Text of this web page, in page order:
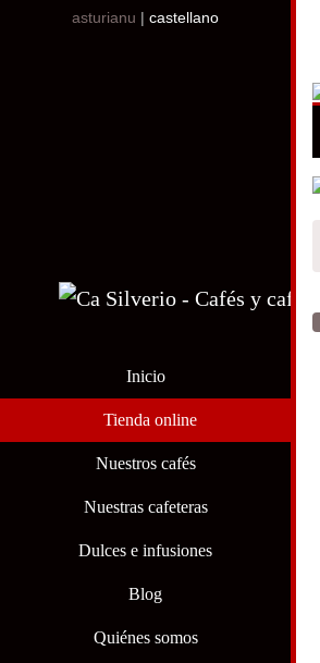
asturianu |castellano
Inicio
Tienda online
Nuestros cafés
Nuestras cafeteras
Dulces e infusiones
Blog
Quiénes somos